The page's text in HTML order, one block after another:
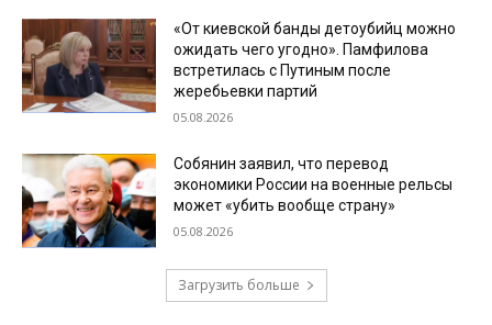
«От киевской банды детоубийц можно
ожидать чего угодно». Памфилова
встретилась с Путиным после
жеребьевки партий
05.08.2026
Собянин заявил, что перевод
экономики России на военные рельсы
может «убить вообще страну»
05.08.2026
Загрузить больше